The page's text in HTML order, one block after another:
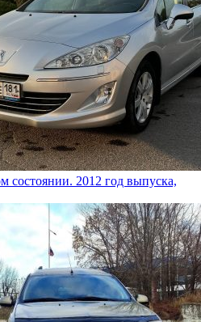
состоянии. 2012 год выпуска,